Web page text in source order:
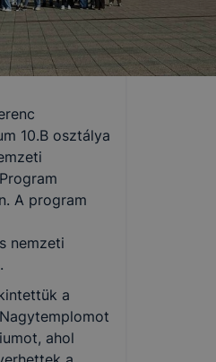
10.B osztálya
A program
nemzeti
a
ahol